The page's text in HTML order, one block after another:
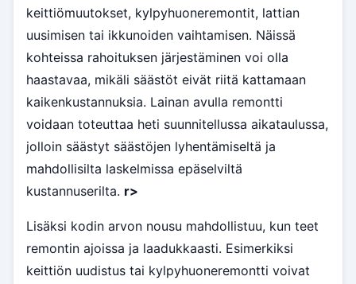
keittiömuutokset, kylpyhuoneremontit, lattian
uusimisen tai ikkunoiden vaihtamisen. Näissä
kohteissa rahoituksen järjestäminen voi olla
haastavaa, mikäli säästöt eivät riitä kattamaan
kaikenkustannuksia. Lainan avulla remontti
voidaan toteuttaa heti suunnitellussa aikataulussa,
jolloin säästyt säästöjen lyhentämiseltä ja
mahdollisilta laskelmissa epäselviltä
kustannuserilta. r>
Lisäksi kodin arvon nousu mahdollistuu, kun teet
remontin ajoissa ja laadukkaasti. Esimerkiksi
keittiön uudistus tai kylpyhuoneremontti voivat